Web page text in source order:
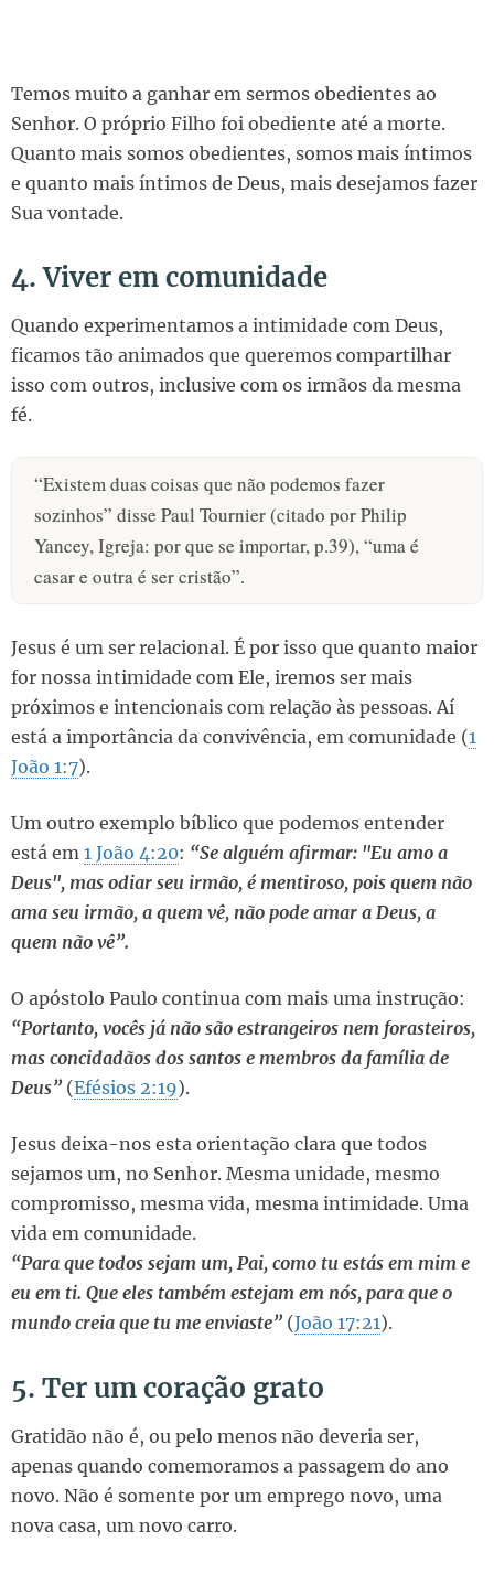
Temos muito a ganhar em sermos obedientes ao
Senhor. O próprio Filho foi obediente até a morte.
Quanto mais somos obedientes, somos mais íntimos
e quanto mais íntimos de Deus, mais desejamos fazer
Sua vontade.
4. Viver em comunidade
Quando experimentamos a intimidade com Deus,
ficamos tão animados que queremos compartilhar
isso com outros, inclusive com os irmãos da mesma
fé.
“Existem duas coisas que não podemos fazer
sozinhos” disse Paul Tournier (citado por Philip
Yancey, Igreja: por que se importar, p.39), “uma é
casar e outra é ser cristão”.
Jesus é um ser relacional. É por isso que quanto maior
for nossa intimidade com Ele, iremos ser mais
próximos e intencionais com relação às pessoas. Aí
está a importância da convivência, em comunidade (1
João 1:7).
Um outro exemplo bíblico que podemos entender
está em 1 João 4:20: “Se alguém afirmar: "Eu amo a
Deus", mas odiar seu irmão, é mentiroso, pois quem não
ama seu irmão, a quem vê, não pode amar a Deus, a
quem não vê”.
O apóstolo Paulo continua com mais uma instrução:
“Portanto, vocês já não são estrangeiros nem forasteiros,
mas concidadãos dos santos e membros da família de
Deus” (Efésios 2:19).
Jesus deixa-nos esta orientação clara que todos
sejamos um, no Senhor. Mesma unidade, mesmo
compromisso, mesma vida, mesma intimidade. Uma
vida em comunidade.
“Para que todos sejam um, Pai, como tu estás em mim e
eu em ti. Que eles também estejam em nós, para que o
mundo creia que tu me enviaste” (João 17:21).
5. Ter um coração grato
Gratidão não é, ou pelo menos não deveria ser,
apenas quando comemoramos a passagem do ano
novo. Não é somente por um emprego novo, uma
nova casa, um novo carro.